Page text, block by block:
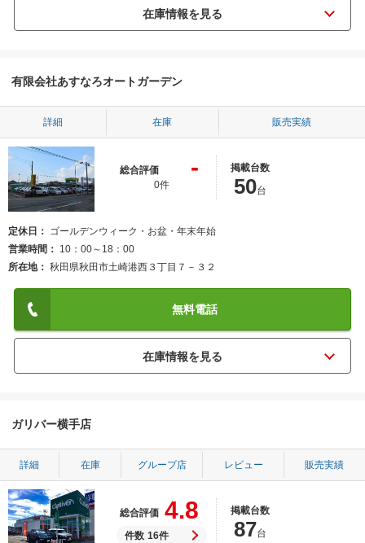
有限会社あすなろオートガーデン
詳細 在庫 販売実績
総合評価 -
0件
掲載台数
50台
定休日
ゴールデンウィーク・お盆・年末年始
営業時間
10：00～18：00
所在地
秋田県秋田市土崎港西３丁目７－３２
無料電話
ガリバー横手店
詳細 在庫 グループ店 レビュー 販売実績
総合評価 4.8
件数 16件
掲載台数
87台